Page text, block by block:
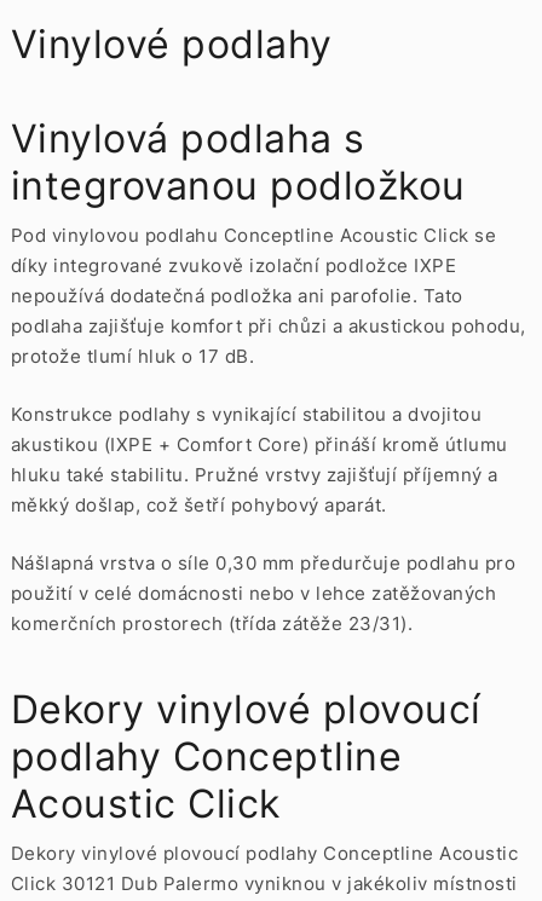
Vinylové podlahy
Vinylová podlaha s
integrovanou podložkou
Pod vinylovou podlahu Conceptline Acoustic Click se
díky integrované zvukově izolační podložce IXPE
nepoužívá dodatečná podložka ani parofolie. Tato
podlaha zajišťuje komfort při chůzi a akustickou pohodu,
protože tlumí hluk o 17 dB.
Konstrukce podlahy s vynikající stabilitou a dvojitou
akustikou (IXPE + Comfort Core) přináší kromě útlumu
hluku také stabilitu. Pružné vrstvy zajišťují příjemný a
měkký došlap, což šetří pohybový aparát.
Nášlapná vrstva o síle 0,30 mm předurčuje podlahu pro
použití v celé domácnosti nebo v lehce zatěžovaných
komerčních prostorech (třída zátěže 23/31).
Dekory vinylové plovoucí
podlahy Conceptline
Acoustic Click
Dekory vinylové plovoucí podlahy Conceptline Acoustic
Click 30121 Dub Palermo vyniknou v jakékoliv místnosti